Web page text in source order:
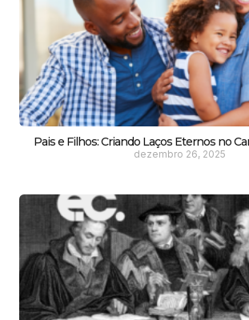
Pais e Filhos: Criando Laços Eternos no
dezembro 26, 2025